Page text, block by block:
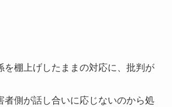
を棚上げしたままの対応に、批判が
者側が話し合いに応じないのから処